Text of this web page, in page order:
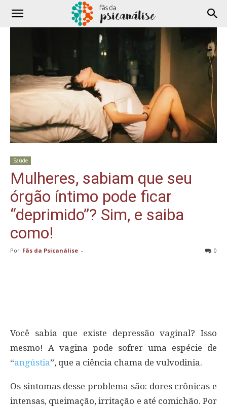
Saúde
Mulheres, sabiam que seu
órgão íntimo pode ficar
“deprimido”? Sim, e saiba
como!
Por Fãs da Psicanálise - 0
Você sabia que existe depressão vaginal? Isso
mesmo! A vagina pode sofrer uma espécie de
“angústia”, que a ciência chama de vulvodinia.
Os sintomas desse problema são: dores crônicas e
intensas, queimação, irritação e até comichão. Por